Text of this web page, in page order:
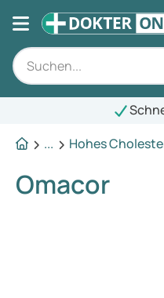
...
Hohes
Omacor